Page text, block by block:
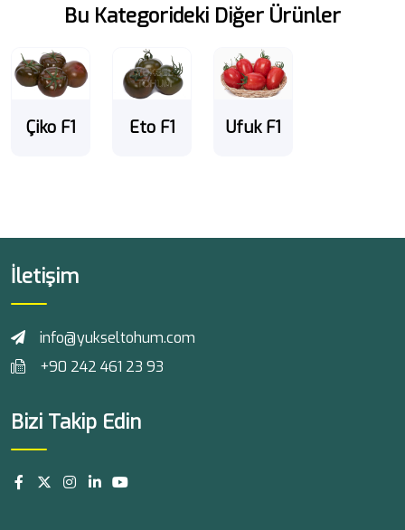
Bu Kategorideki Diğer Ürünler
Çiko F1 Eto F1 Ufuk F1
İletişim
info@yukseltohum.com
+90 242 461 23 93
Bizi Takip Edin